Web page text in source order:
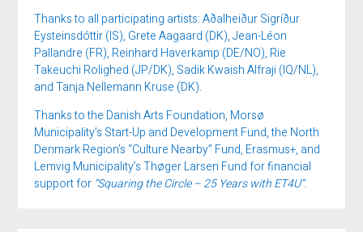
Thanks to all participating artists: Aðalheiður Sigríður
Eysteinsdóttir (IS), Grete Aagaard (DK), Jean-Léon
Pallandre (FR), Reinhard Haverkamp (DE/NO), Rie
Takeuchi Rolighed (JP/DK), Sadik Kwaish Alfraji (IQ/NL),
and Tanja Nellemann Kruse (DK).
Thanks to the Danish Arts Foundation, Morsø
Municipality’s Start-Up and Development Fund, the North
Denmark Region’s “Culture Nearby” Fund, Erasmus+, and
Lemvig Municipality’s Thøger Larsen Fund for financial
support for “Squaring the Circle – 25 Years with ET4U”.